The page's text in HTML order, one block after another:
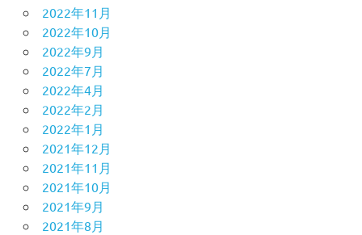
2022年11月
2022年10月
2022年9月
2022年7月
2022年4月
2022年2月
2022年1月
2021年12月
2021年11月
2021年10月
2021年9月
2021年8月